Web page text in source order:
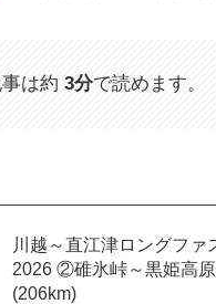
は約 3分で読めます。
川越～直江津ロングファ
2026 ②碓氷峠～黒姫高原
(206km)